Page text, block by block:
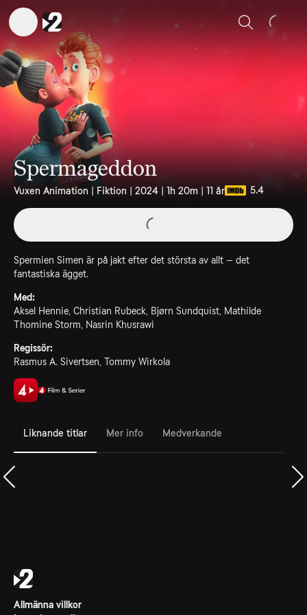
Sök
Spermageddon
Vuxen Animation | Fiktion | 2024 | 1h 20m | 11 år 5.4
Spermien Simen är på jakt efter det största av allt – det
fantastiska ägget.
Med:
Aksel Hennie, Christian Rubeck, Bjørn Sundquist, Mathilde
Thomine Storm, Nasrin Khusrawi
Regissör:
Rasmus A. Sivertsen, Tommy Wirkola
Liknande titlar Mer info Medverkande
Allmänna villkor